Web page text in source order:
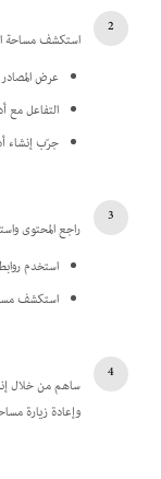
استكشف مساحة
عرض المصادر
التفاعل مع
جرّب إنشاء
راجع المحتوى
استخدم
استكشف
ساهم من خلال
وإعادة زيارة